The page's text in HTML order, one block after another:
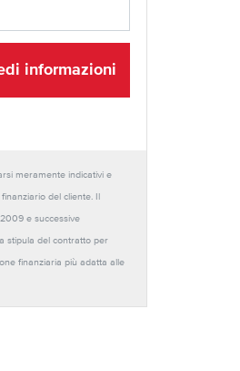
informazioni
meramente indicativi e
del cliente. Il
e successive
stipula del contratto per
finanziaria più adatta alle